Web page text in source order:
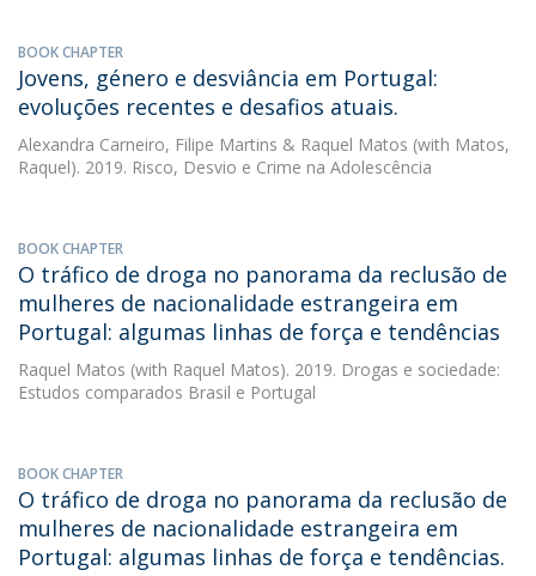
BOOK CHAPTER
Jovens, género e desviância em Portugal:
evoluções recentes e desafios atuais.
Alexandra Carneiro, Filipe Martins & Raquel Matos (with Matos,
Raquel). 2019. Risco, Desvio e Crime na Adolescência
BOOK CHAPTER
O tráfico de droga no panorama da reclusão de
mulheres de nacionalidade estrangeira em
Portugal: algumas linhas de força e tendências
Raquel Matos (with Raquel Matos). 2019. Drogas e sociedade:
Estudos comparados Brasil e Portugal
BOOK CHAPTER
O tráfico de droga no panorama da reclusão de
mulheres de nacionalidade estrangeira em
Portugal: algumas linhas de força e tendências.